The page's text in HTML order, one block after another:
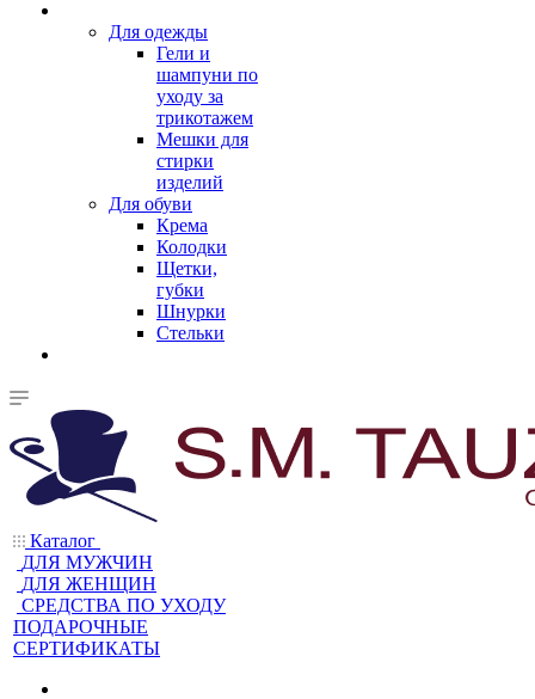
Для одежды
Гели и
шампуни по
уходу за
трикотажем
Мешки для
стирки
изделий
Для обуви
Крема
Колодки
Щетки,
губки
Шнурки
Стельки
Каталог
ДЛЯ МУЖЧИН
ДЛЯ ЖЕНЩИН
CРЕДСТВА ПО УХОДУ
ПОДАРОЧНЫЕ
СЕРТИФИКАТЫ